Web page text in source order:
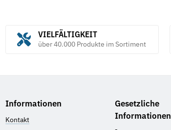
VIELFÄLTIGKEIT
über 40.000 Produkte im Sortiment
Informationen
Kontakt
Gesetzliche
Informationen